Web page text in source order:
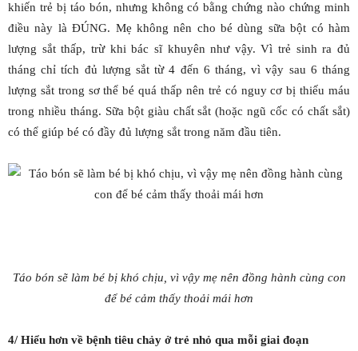
khiến trẻ bị táo bón, nhưng không có bằng chứng nào chứng minh
điều này là ĐÚNG. Mẹ không nên cho bé dùng sữa bột có hàm
lượng sắt thấp, trừ khi bác sĩ khuyên như vậy. Vì trẻ sinh ra đủ
tháng chỉ tích đủ lượng sắt từ 4 đến 6 tháng, vì vậy sau 6 tháng
lượng sắt trong sơ thể bé quá thấp nên trẻ có nguy cơ bị thiếu máu
trong nhiều tháng. Sữa bột giàu chất sắt (hoặc ngũ cốc có chất sắt)
có thể giúp bé có đầy đủ lượng sắt trong năm đầu tiên.
Táo bón sẽ làm bé bị khó chịu, vì vậy mẹ nên đồng hành cùng con
để bé cảm thấy thoải mái hơn
4/ Hiểu hơn về bệnh tiêu chảy ở trẻ nhỏ qua mỗi giai đoạn